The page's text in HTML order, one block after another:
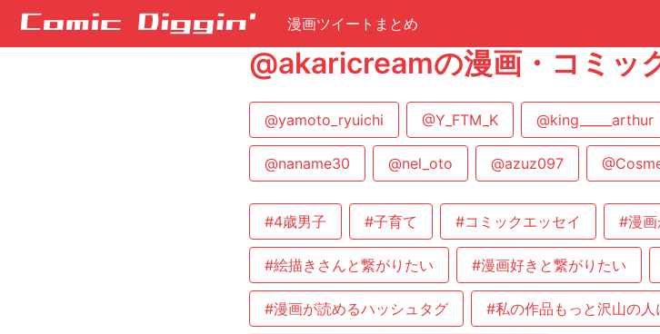
漫画ツイートまとめ
@akaricreamの漫画・コミッ
@yamoto_ryuichi @Y_FTM_K @king_____arthur
@naname30 @nel_oto @azuz097
#4歳男子 #子育て #コミックエッセイ #漫
#絵描きさんと繋がりたい #漫画好きと繋がりたい
#漫画が読めるハッシュタグ #私の作品もっと沢山の人